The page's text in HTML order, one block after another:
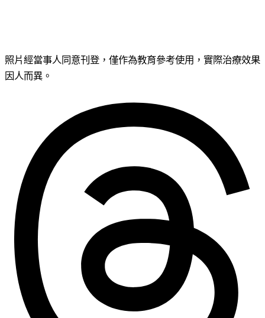
照片經當事人同意刊登，僅作為教育參考使用，實際治療效果
因人而異。